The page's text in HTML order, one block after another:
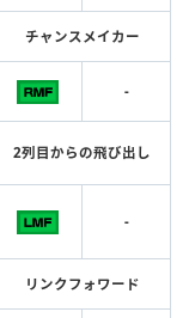
チャンスメイカー
-
2列目からの飛び出し
-
リンクフォワード